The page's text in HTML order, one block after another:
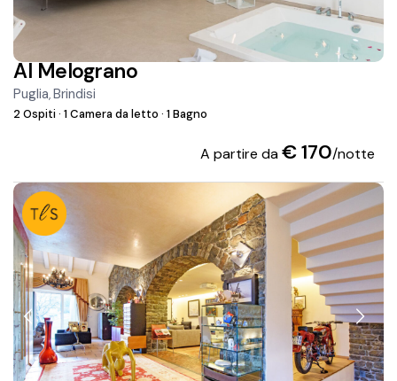
Al Melograno
Puglia,Brindisi
2 Ospiti· 1 Camera da letto· 1 Bagno
A partire da€ 170/notte